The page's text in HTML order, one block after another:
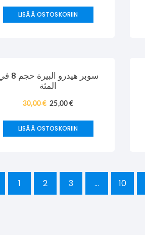
LISÄÄ OSTOSKORIIN
سوبر هيدرو البيرة
المئة
30,00€ 25,00€
LISÄÄ OSTOSKORIIN
1 2 3 … 10